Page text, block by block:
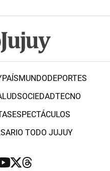
PAÍSMUNDODEPORTES
SOCIEDADTECNO
ESPECTÁCULOS
TODO JUJUY